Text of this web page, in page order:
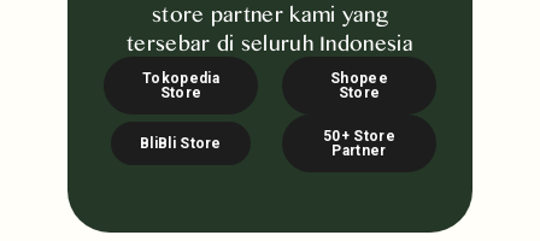
store partner kami yang
tersebar di seluruh Indonesia
BliBli Store
50+ Store
Partner
Tokopedia
Store
Shopee
Store